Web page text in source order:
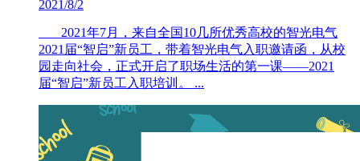
2021/8/2
2021年7月，来自全国10几所优秀高校的智光电气
2021届“智启”新员工，带着智光电气入职邀请函，从校
园走向社会，正式开启了职场生活的第一课——2021
届“智启”新员工入职培训。 ...